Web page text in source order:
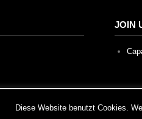
JOIN
to improve your
Diese Website benutzt Cookies.